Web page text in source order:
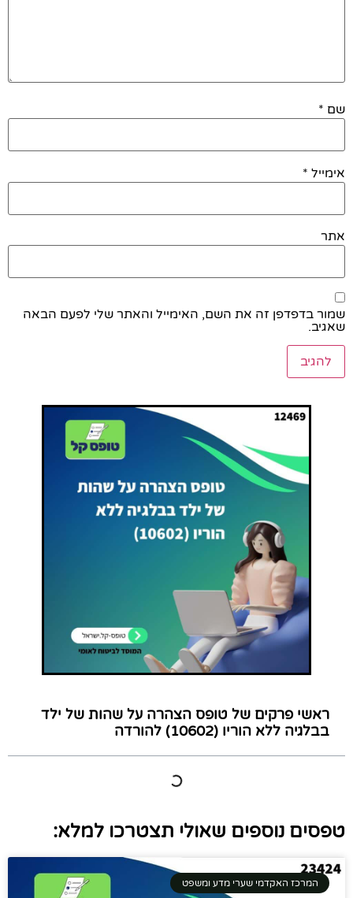
שם *
אימייל *
אתר
שמור בדפדפן זה את השם, האימייל והאתר שלי לפעם הבאה
שאגיב.
ראשי פרקים של טופס הצהרה על שהות של ילד
בבלגיה ללא הוריו (10602) להורדה
טפסים נוספים שאולי תצטרכו למלא:
המרכז האקדמי שערי מדע ומשפט